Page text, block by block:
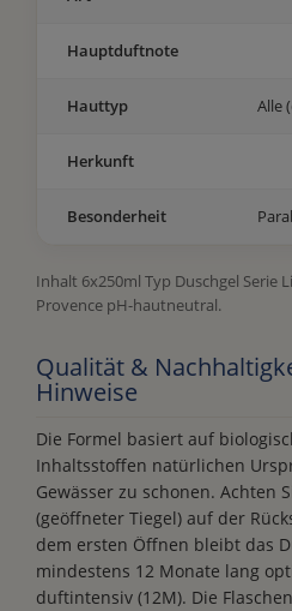
Hauptduftnote
Hauttyp Alle
Herkunft
Besonderheit
Inhalt 6x250ml Typ Duschgel Serie
Provence pH-hautneutral.
Qualität &
Hinweise
Die Formel basiert auf
Inhaltsstoffen natürlichen
Gewässer zu schonen. Achten
(geöffneter Tiegel) auf der
dem ersten Öffnen bleibt das
mindestens 12 Monate lang
duftintensiv (12M). Die